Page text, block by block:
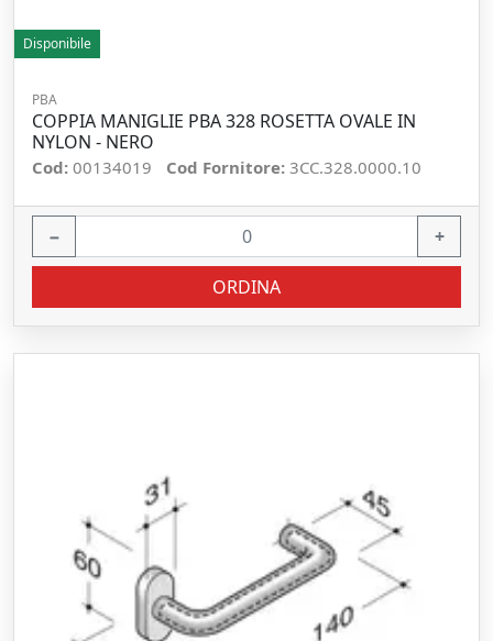
Disponibile
PBA
COPPIA MANIGLIE PBA 328 ROSETTA OVALE IN
NYLON - NERO
Cod: 00134019 Cod Fornitore: 3CC.328.0000.10
− +
ORDINA